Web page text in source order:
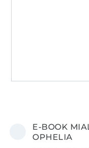
E-BOOK
OPHELIA